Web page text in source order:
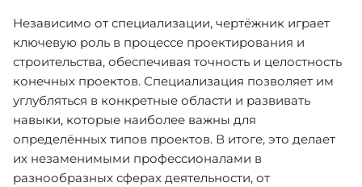
Независимо от специализации, чертёжник играет
ключевую роль в процессе проектирования и
строительства, обеспечивая точность и целостность
конечных проектов. Специализация позволяет им
углубляться в конкретные области и развивать
навыки, которые наиболее важны для
определённых типов проектов. В итоге, это делает
их незаменимыми профессионалами в
разнообразных сферах деятельности, от